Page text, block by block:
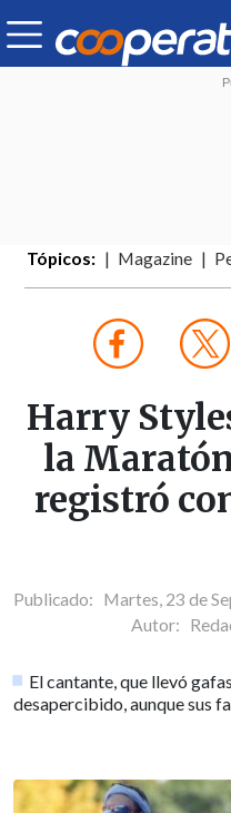
Tópicos: Magazine
Harry
la
registró
Publicado: Martes, 23 de
Autor:
El cantante, que llevó
desapercibido, aunque sus